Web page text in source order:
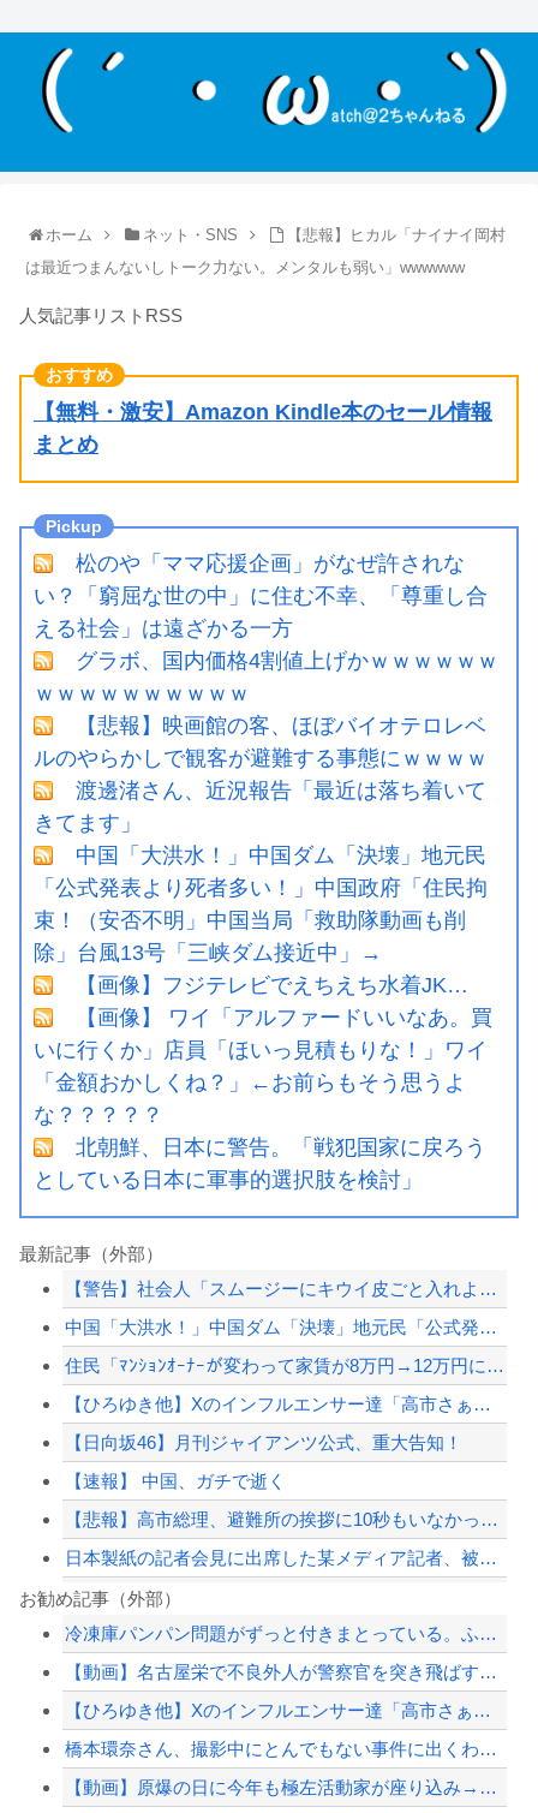
ホーム ネット・SNS
【悲報】ヒカル「ナイナイ岡村
は最近つまんないしトーク力ない。メンタルも弱い」wwwwww
人気記事リストRSS
【無料・激安】Amazon Kindle本のセール情報
まとめ
松のや「ママ応援企画」がなぜ許されな
い？「窮屈な世の中」に住む不幸、「尊重し合
える社会」は遠ざかる一方
グラボ、国内価格4割値上げかｗｗｗｗｗｗ
ｗｗｗｗｗｗｗｗｗｗ
【悲報】映画館の客、ほぼバイオテロレベ
ルのやらかしで観客が避難する事態にｗｗｗｗ
渡邊渚さん、近況報告「最近は落ち着いて
きてます」
中国「大洪水！」中国ダム「決壊」地元民
「公式発表より死者多い！」中国政府「住民拘
束！（安否不明」中国当局「救助隊動画も削
除」台風13号「三峡ダム接近中」→
【画像】フジテレビでえちえち水着JK…
【画像】 ワイ「アルファードいいなあ。買
いに行くか」店員「ほいっ見積もりな！」ワイ
「金額おかしくね？」←お前らもそう思うよ
な？？？？？
北朝鮮、日本に警告。「戦犯国家に戻ろう
としている日本に軍事的選択肢を検討」
最新記事（外部）
【警告】社会人「スムージーにキウイ皮ごと入れよ。これ美容にいいんだよね〜」→ 結...
中国「大洪水！」中国ダム「決壊」地元民「公式発表より死者多い！」中国政府「住民拘...
住民「ﾏﾝｼｮﾝｵｰﾅｰが変わって家賃が8万円→12万円にすると言われた、とても...
【ひろゆき他】Xのインフルエンサー達「高市さぁ、為替介入で我々の税金11兆円が消...
【日向坂46】月刊ジャイアンツ公式、重大告知！
【速報】 中国、ガチで逝く
【悲報】高市総理、避難所の挨拶に10秒もいなかったと被災者から暴露されるｗｗｗｗ...
日本製紙の記者会見に出席した某メディア記者、被害者の個人情報を執拗に聞き出そうと...
死去した有名作家の遺作が予約開始、すると『信じられない問い合わせがあった』と書店...
【言葉狩り】「ママ応援」が炎上して謝罪…もう何も言えない
【悲報】 有吉、一般人に「ド正論」を叩きつけて炎上ｗｗｗｗｗｗｗｗ
【配信者】「金バエ」のSNS更新が1週間途絶え、様々な憶測が飛び交う。1週間ぶり...
【緊急速報】NYで警官が黒人男性の首を絞め、暴動第二波不可避へ
お勧め記事（外部）
冷凍庫パンパン問題がずっと付きまとっている。ふるさと納税も頼みたいけれど入れる場...
【動画】名古屋栄で不良外人が警察官を突き飛ばす。逮捕しろやｗｗｗ
【ひろゆき他】Xのインフルエンサー達「高市さぁ、為替介入で我々の税金11兆円が消...
橋本環奈さん、撮影中にとんでもない事件に出くわす…警察も出動
【動画】原爆の日に今年も極左活動家が座り込み→県警に強制排除される動画が話題に